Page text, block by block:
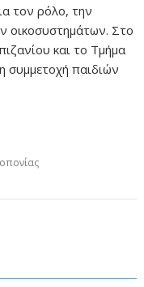
τον ρόλο, την
οικοσυστημάτων. Στο
και το Τμήμα
συμμετοχή παιδιών